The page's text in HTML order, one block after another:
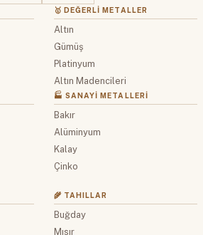
🥇 DEĞERLI METALLER
Altın
Gümüş
Platinyum
Altın Madencileri
🏭 SANAYI METALLERI
Bakır
Alüminyum
Kalay
Çinko
🌾 TAHILLAR
Buğday
Mısır